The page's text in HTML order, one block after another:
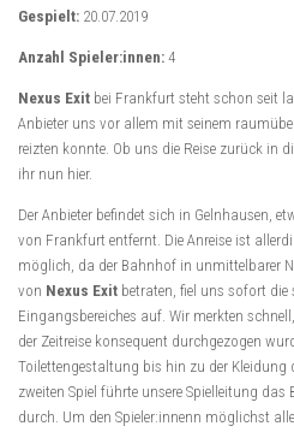
Gespielt: 20.07.2019
Anzahl Spieler:innen: 4
Nexus Exit bei Frankfurt steht schon seit
Anbieter uns vor allem mit seinem
reizten konnte. Ob uns die Reise zurück in
ihr nun hier.
Der Anbieter befindet sich in Gelnhausen,
von Frankfurt entfernt. Die Anreise ist
möglich, da der Bahnhof in unmittelbarer
von Nexus Exit betraten, fiel uns sofort
Eingangsbereiches auf. Wir merkten
der Zeitreise konsequent durchgezogen
Toilettengestaltung bis hin zu der Kleidung
zweiten Spiel führte unsere Spielleitung
durch. Um den Spieler:innenn möglichst